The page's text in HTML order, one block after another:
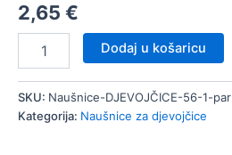
2,65 €
DJEVOJČICE
1
par
Dodaj u košaricu
SKU: Naušnice-DJEVOJČICE-56-1-par
Kategorija: Naušnice za djevojčice